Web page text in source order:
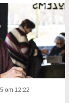
Zoeken
om 12:22